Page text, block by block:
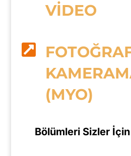
VİDEO

(MYO)
Bölümleri Sizler